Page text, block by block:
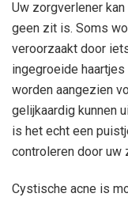
Uw zorgverlener
geen zit is. Soms
veroorzaakt door
ingegroeide
worden aangezien
gelijkaardig kunnen
is het echt een
controleren door uw
Cystische acne is